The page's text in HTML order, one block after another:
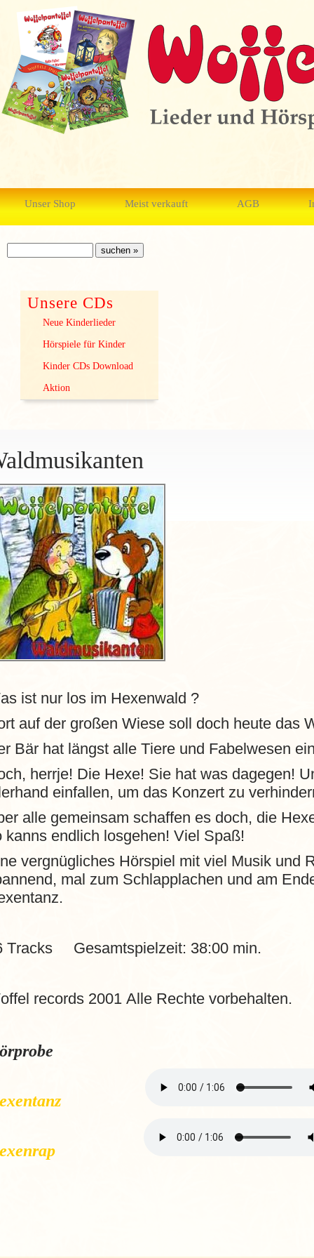
Unser Shop Meist verkauft AGB
Unsere CDs
Neue Kinderlieder
Hörspiele für Kinder
Kinder CDs Download
Aktion
ist nur los im Hexenwald ?
auf der großen Wiese soll doch heute das
Bär hat längst alle Tiere und Fabelwesen
herrje! Die Hexe! Sie hat was dagegen!
einfallen, um das Konzert zu
alle gemeinsam schaffen es doch, die
kanns endlich losgehen! Viel Spaß!
vergnügliches Hörspiel mit viel Musik und
mal zum Schlapplachen und am
Tracks Gesamtspielzeit: 38:00 min.
records 2001 Alle Rechte vorbehalten.